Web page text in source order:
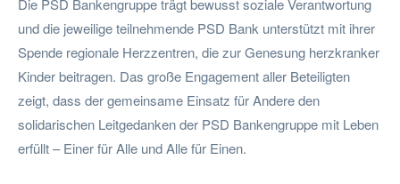
Die PSD Bankengruppe trägt bewusst soziale Verantwortung
und die jeweilige teilnehmende PSD Bank unterstützt mit ihrer
Spende regionale Herzzentren, die zur Genesung herzkranker
Kinder beitragen. Das große Engagement aller Beteiligten
zeigt, dass der gemeinsame Einsatz für Andere den
solidarischen Leitgedanken der PSD Bankengruppe mit Leben
erfüllt – Einer für Alle und Alle für Einen.